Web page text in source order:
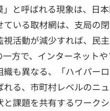
」と呼ばれる現象は、日
ている取材網は、支局の
視活動が減少すれば、民
一方で、インターネット
織も異なる、「ハイパー
る、市町村レベルのニ
と課題を共有するワーク